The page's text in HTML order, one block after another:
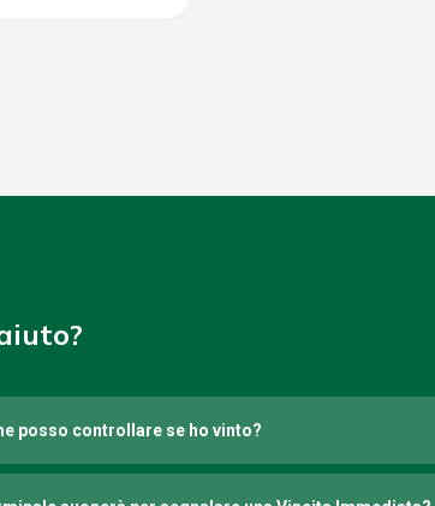
posso controllare se ho vinto?